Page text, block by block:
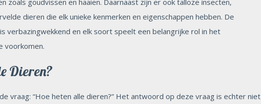
zoals goudvissen en haaien. Daarnaast zijn er ook talloze insecten,
dieren die elk unieke kenmerken en eigenschappen hebben. De
verbazingwekkend en elk soort speelt een belangrijke rol in het
voorkomen.
Dieren?
vraag: “Hoe heten alle dieren?” Het antwoord op deze vraag is echter niet